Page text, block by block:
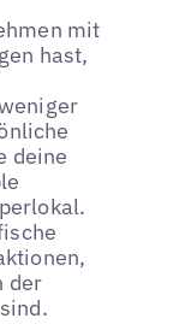
mit
hast,
deine
der